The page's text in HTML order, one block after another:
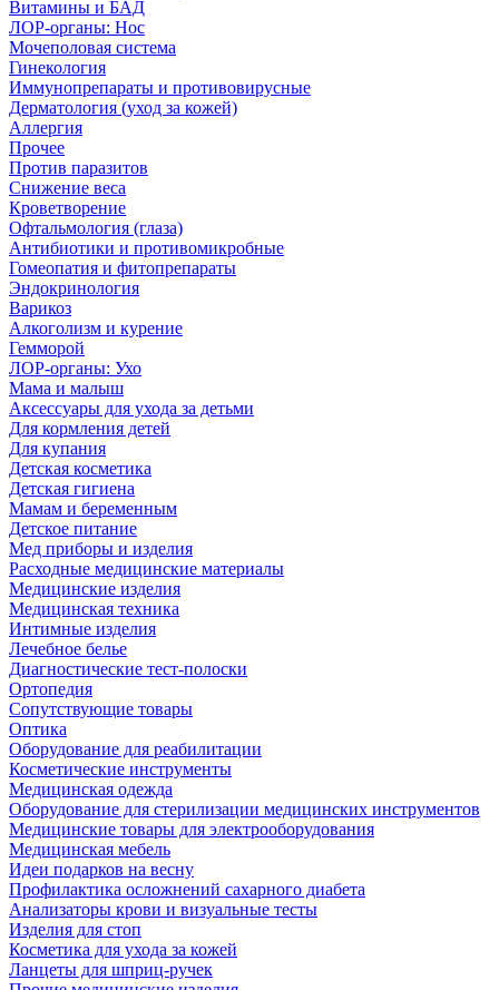
Витамины и БАД
ЛОР-органы: Нос
Мочеполовая система
Гинекология
Иммунопрепараты и противовирусные
Дерматология (уход за кожей)
Аллергия
Прочее
Против паразитов
Снижение веса
Кроветворение
Офтальмология (глаза)
Антибиотики и противомикробные
Гомеопатия и фитопрепараты
Эндокринология
Варикоз
Алкоголизм и курение
Гемморой
ЛОР-органы: Ухо
Мама и малыш
Аксессуары для ухода за детьми
Для кормления детей
Для купания
Детская косметика
Детская гигиена
Мамам и беременным
Детское питание
Мед приборы и изделия
Расходные медицинские материалы
Медицинские изделия
Медицинская техника
Интимные изделия
Лечебное белье
Диагностические тест-полоски
Ортопедия
Сопутствующие товары
Оптика
Оборудование для реабилитации
Косметические инструменты
Медицинская одежда
Оборудование для стерилизации медицинских инструментов
Медицинские товары для электрооборудования
Медицинская мебель
Идеи подарков на весну
Профилактика осложнений сахарного диабета
Анализаторы крови и визуальные тесты
Изделия для стоп
Косметика для ухода за кожей
Ланцеты для шприц-ручек